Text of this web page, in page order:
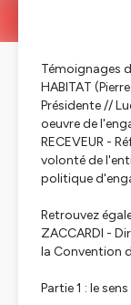
Témoignages
HABITAT
Présidente //
oeuvre de
RECEVEUR -
volonté de
politique
Retrouvez
ZACCARDI -
la Convention
Partie 1 : le sens